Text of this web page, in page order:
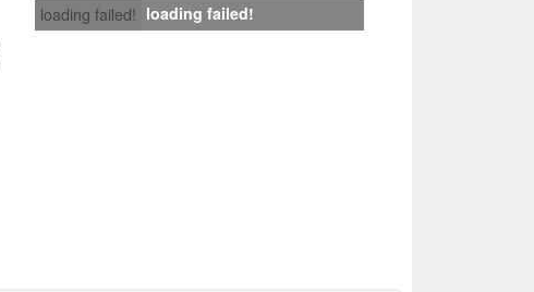
loading failed! loading failed!